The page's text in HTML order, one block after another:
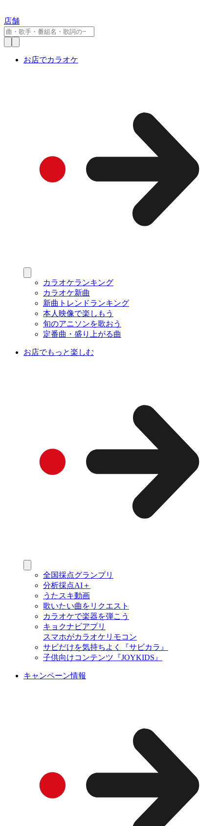
店舗
お店でカラオケ
カラオケランキング
カラオケ新曲
新曲トレンドランキング
本人映像で楽しもう
旬のアニソンを歌おう
定番曲・盛り上がる曲
お店でもっと楽しむ
全国採点グランプリ
分析採点AI＋
うたスキ動画
歌いたい曲をリクエスト
カラオケで楽器を弾こう
キョクナビアプリ
スマホがカラオケリモコン
サビだけを気持ちよく『サビカラ』
子供向けコンテンツ『JOYKIDS』
キャンペーン情報